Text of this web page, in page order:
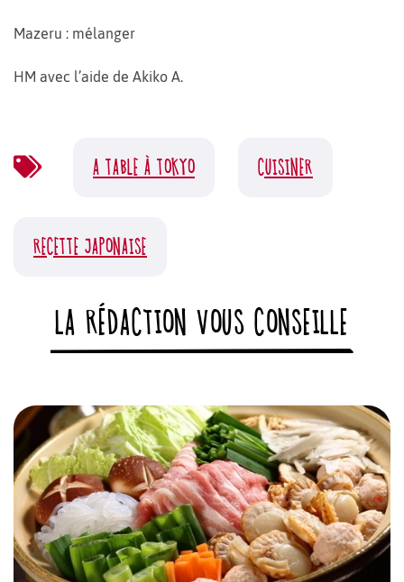
Mazeru : mélanger
HM avec l’aide de Akiko A.
A TABLE À TOKYO CUISINER
RECETTE JAPONAISE
LA RÉDACTION VOUS CONSEILLE